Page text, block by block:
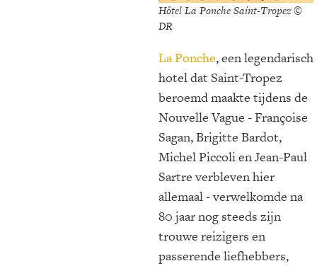
Hôtel La Ponche Saint-Tropez ©
DR
La Ponche, een legendarisch
hotel dat Saint-Tropez
beroemd maakte tijdens de
Nouvelle Vague - Françoise
Sagan, Brigitte Bardot,
Michel Piccoli en Jean-Paul
Sartre verbleven hier
allemaal - verwelkomde na
80 jaar nog steeds zijn
trouwe reizigers en
passerende liefhebbers,